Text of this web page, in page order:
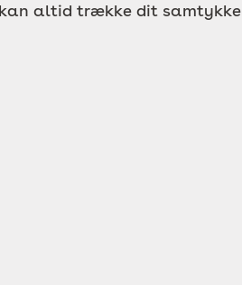
altid trække dit samtykke